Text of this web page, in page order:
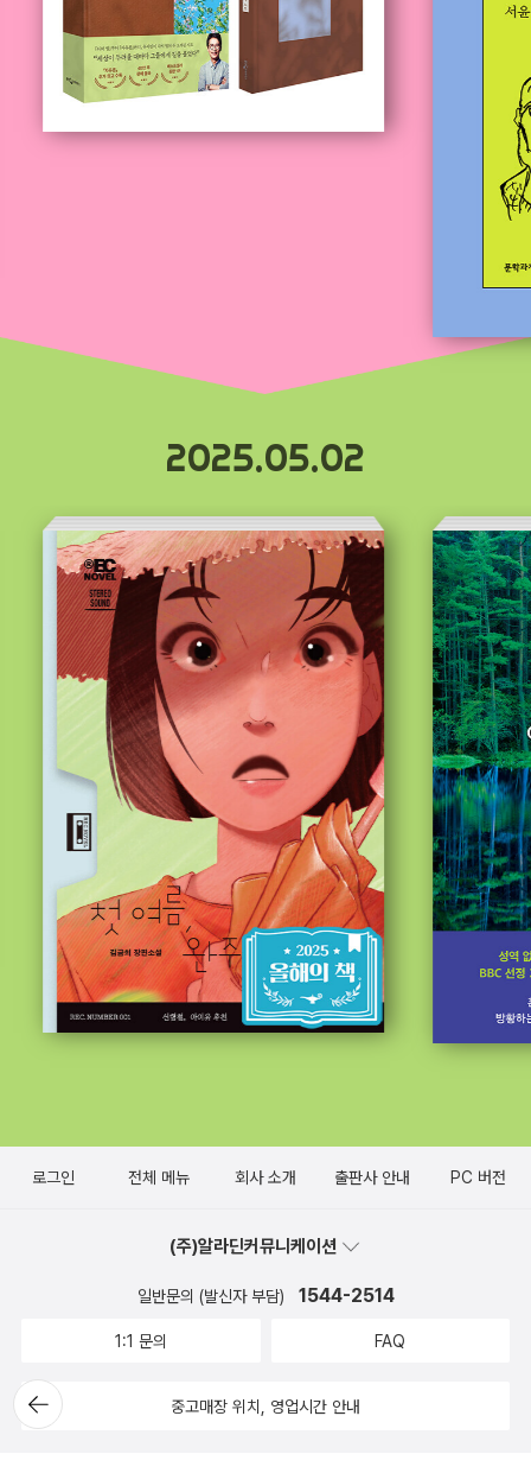
2025.05.02
뒤로가
기
로그인 전체 메뉴 회사 소개 출판사 안내 PC 버전
(주)알라딘커뮤니케이션
일반문의 (발신자 부담) 1544-2514
1:1 문의 FAQ
중고매장 위치, 영업시간 안내